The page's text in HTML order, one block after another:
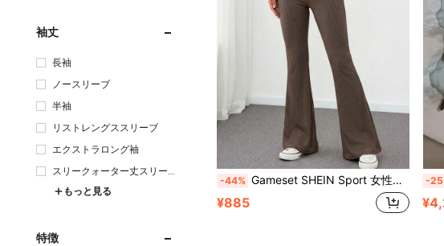
袖丈
長袖
ノースリーブ
半袖
リストレングススリーブ
エクストラロング袖
スリークォーター丈スリー
ブ もっと見る
特徴
-44% Gameset SHEIN Sport 女性用無地カジュアル万能レギンス、デイリーウェアとスポーツに適しています
¥885
-